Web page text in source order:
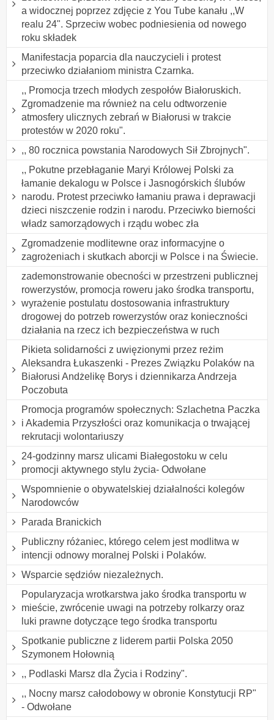
a widocznej poprzez zdjęcie z You Tube kanału ,,W
realu 24". Sprzeciw wobec podniesienia od nowego
roku składek
Manifestacja poparcia dla nauczycieli i protest
przeciwko działaniom ministra Czarnka.
,, Promocja trzech młodych zespołów Białoruskich.
Zgromadzenie ma również na celu odtworzenie
atmosfery ulicznych zebrań w Białorusi w trakcie
protestów w 2020 roku".
,, 80 rocznica powstania Narodowych Sił Zbrojnych".
,, Pokutne przebłaganie Maryi Królowej Polski za
łamanie dekalogu w Polsce i Jasnogórskich ślubów
narodu. Protest przeciwko łamaniu prawa i deprawacji
dzieci niszczenie rodzin i narodu. Przeciwko bierności
władz samorządowych i rządu wobec zła
Zgromadzenie modlitewne oraz informacyjne o
zagrożeniach i skutkach aborcji w Polsce i na Świecie.
zademonstrowanie obecności w przestrzeni publicznej
rowerzystów, promocja roweru jako środka transportu,
wyrażenie postulatu dostosowania infrastruktury
drogowej do potrzeb rowerzystów oraz konieczności
działania na rzecz ich bezpieczeństwa w ruch
Pikieta solidarności z uwięzionymi przez reżim
Aleksandra Łukaszenki - Prezes Związku Polaków na
Białorusi Andżelikę Borys i dziennikarza Andrzeja
Poczobuta
Promocja programów społecznych: Szlachetna Paczka
i Akademia Przyszłości oraz komunikacja o trwającej
rekrutacji wolontariuszy
24-godzinny marsz ulicami Białegostoku w celu
promocji aktywnego stylu życia- Odwołane
Wspomnienie o obywatelskiej działalności kolegów
Narodowców
Parada Branickich
Publiczny różaniec, którego celem jest modlitwa w
intencji odnowy moralnej Polski i Polaków.
Wsparcie sędziów niezależnych.
Popularyzacja wrotkarstwa jako środka transportu w
mieście, zwrócenie uwagi na potrzeby rolkarzy oraz
luki prawne dotyczące tego środka transportu
Spotkanie publiczne z liderem partii Polska 2050
Szymonem Hołownią
,, Podlaski Marsz dla Życia i Rodziny".
,, Nocny marsz całodobowy w obronie Konstytucji RP"
- Odwołane